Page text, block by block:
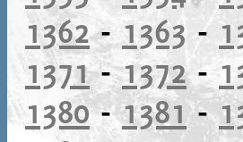
1362- 1363 -
1371-1372-
1380-1381-